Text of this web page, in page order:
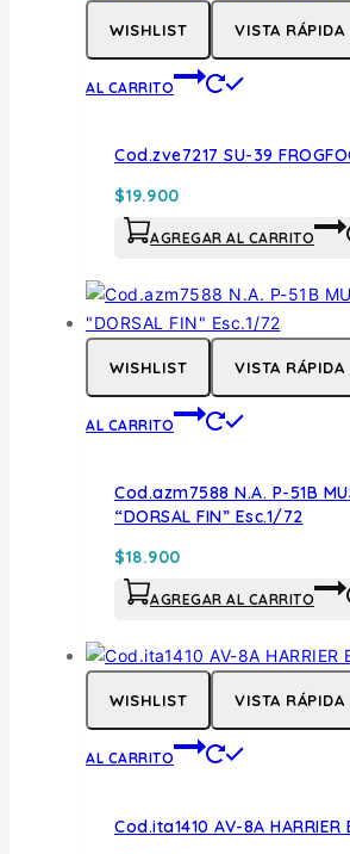
WISHLIST VISTA RÁPIDA
AL CARRITO
Cod.zve7217 SU-39
$19.900
AGREGAR AL CARRITO
WISHLIST VISTA RÁPIDA
AL CARRITO
Cod.azm7588 N.A. P-51B
“DORSAL FIN” Esc.1/72
$18.900
AGREGAR AL CARRITO
WISHLIST VISTA RÁPIDA
AL CARRITO
Cod.ita1410 AV-8A HARRIER